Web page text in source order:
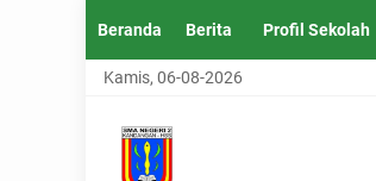
Beranda Berita Profil Sekolah
Kamis, 06-08-2026